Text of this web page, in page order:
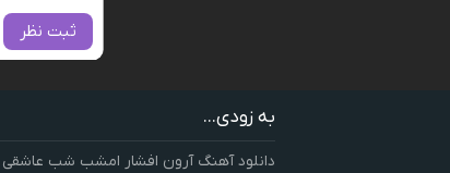
ثبت نظر
به زودی...
دانلود آهنگ آرون افشار امشب شب